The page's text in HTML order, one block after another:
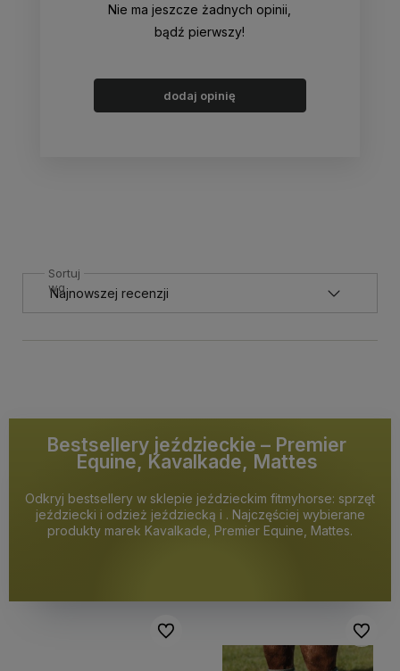
Nie ma jeszcze żadnych opinii,
bądź pierwszy!
dodaj opinię
Sortuj
wg
Bestsellery jeździeckie – Premier
Equine, Kavalkade, Mattes
Odkryj bestsellery w sklepie jeździeckim fitmyhorse: sprzęt
jeździecki i odzież jeździecką i . Najczęściej wybierane
produkty marek Kavalkade, Premier Equine, Mattes.
Do ulubionych Do